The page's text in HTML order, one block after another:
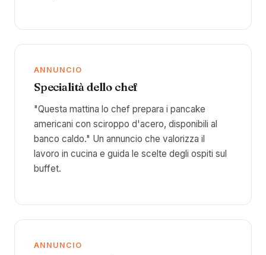
ANNUNCIO
Specialità dello chef
"Questa mattina lo chef prepara i pancake
americani con sciroppo d'acero, disponibili al
banco caldo." Un annuncio che valorizza il
lavoro in cucina e guida le scelte degli ospiti sul
buffet.
ANNUNCIO